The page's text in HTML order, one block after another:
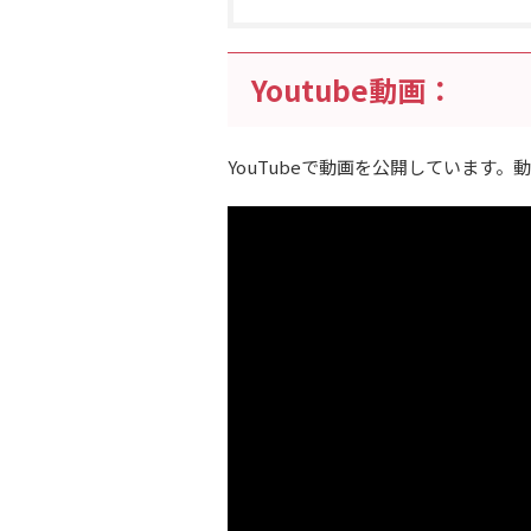
Youtube動画：
YouTubeで動画を公開しています。